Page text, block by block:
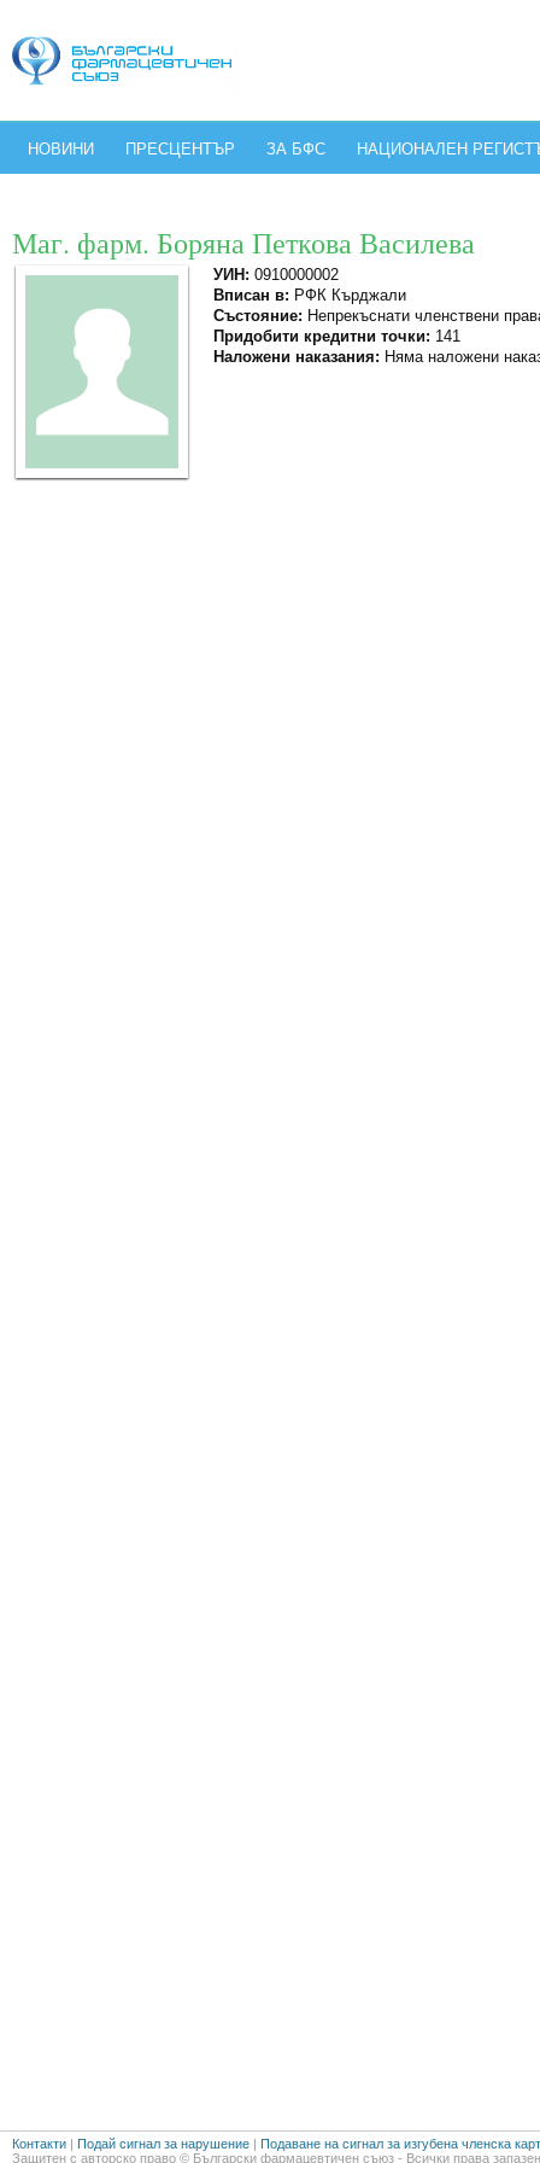
НОВИНИ ПРЕСЦЕНТЪР ЗА БФС НАЦИОНАЛЕН
Маг. фарм. Боряна Петкова Василева
УИН: 0910000002
Вписан в: РФК Кърджали
Състояние: Непрекъснати членствени
Придобити кредитни точки: 141
Наложени наказания: Няма наложени
Контакти | Подай сигнал за нарушение | Подаване на сигнал за изгубена членска
Защитен с авторско право © Български фармацевтичен съюз - Всички права